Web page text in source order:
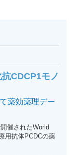
CDCP1モノ
薬効薬理デー
催されたWorld
用抗体PCDCの薬